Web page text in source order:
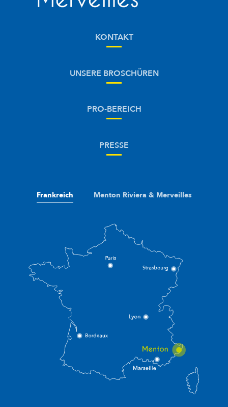
KONTAKT
UNSERE BROSCHÜREN
PRO-BEREICH
PRESSE
Frankreich Menton Riviera & Merveilles